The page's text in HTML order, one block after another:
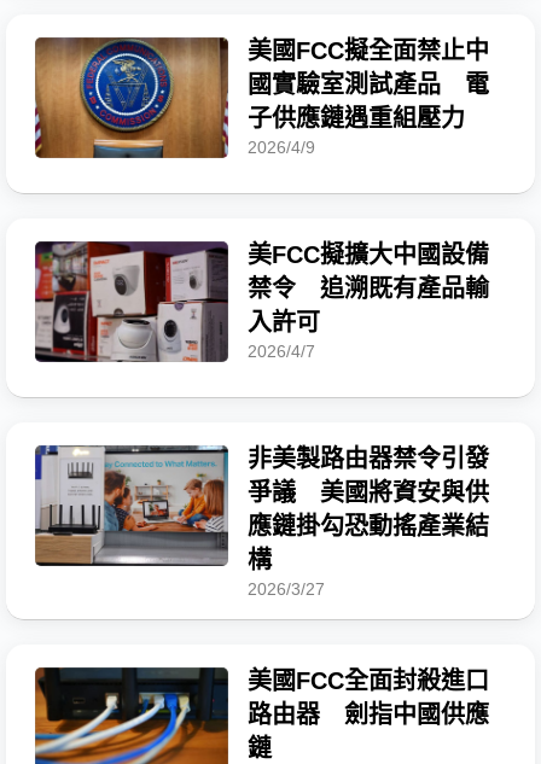
美國FCC擬全面禁止中
國實驗室測試產品 電
子供應鏈遇重組壓力
2026/4/9
美FCC擬擴大中國設備
禁令 追溯既有產品輸
入許可
2026/4/7
非美製路由器禁令引發
爭議 美國將資安與供
應鏈掛勾恐動搖產業結
構
2026/3/27
美國FCC全面封殺進口
路由器 劍指中國供應
鏈